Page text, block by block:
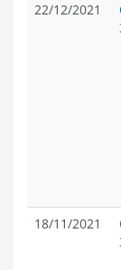
22/12/2021
18/11/2021